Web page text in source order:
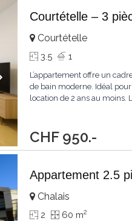
Courtételle – 3
CHF 950.-
Courtételle
3.5 1
L’appartement offre un
de bain moderne. Idéal
location de 2 ans au moins.
Appartement 2.5
Chalais
2 60 m2